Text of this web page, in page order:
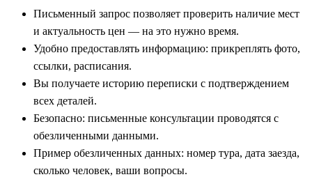
Мистический Верхний Египет и великий Асуан
Для погружения в подлинную атмосферу южных рубежей
древнего царства путешественники отправляются в
колоритныйАсуан. Этот город на Ниле поражает своими
нубийскими традициями и живописными гранитными
островами. Туристы осматривают знаменитую Асуанскую
плотину, изменившую экосистему региона, и прекрасный
храмовый комплекс Филе на острове.
Письменный запрос позволяет проверить наличие мест
и актуальность цен — на это нужно время.
Удобно предоставлять информацию: прикреплять фото,
ссылки, расписания.
Вы получаете историю переписки с подтверждением
всех деталей.
Безопасно: письменные консультации проводятся с
обезличенными данными.
Пример обезличенных данных: номер тура, дата заезда,
сколько человек, ваши вопросы.